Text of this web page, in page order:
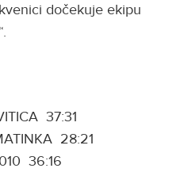
dočekuje ekipu
37:31
28:21
36:16